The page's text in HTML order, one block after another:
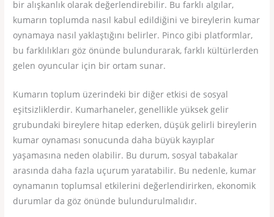
bir alışkanlık olarak değerlendirebilir. Bu farklı algılar,
kumarın toplumda nasıl kabul edildiğini ve bireylerin kumar
oynamaya nasıl yaklaştığını belirler. Pinco gibi platformlar,
bu farklılıkları göz önünde bulundurarak, farklı kültürlerden
gelen oyuncular için bir ortam sunar.
Kumarın toplum üzerindeki bir diğer etkisi de sosyal
eşitsizliklerdir. Kumarhaneler, genellikle yüksek gelir
grubundaki bireylere hitap ederken, düşük gelirli bireylerin
kumar oynaması sonucunda daha büyük kayıplar
yaşamasına neden olabilir. Bu durum, sosyal tabakalar
arasında daha fazla uçurum yaratabilir. Bu nedenle, kumar
oynamanın toplumsal etkilerini değerlendirirken, ekonomik
durumlar da göz önünde bulundurulmalıdır.